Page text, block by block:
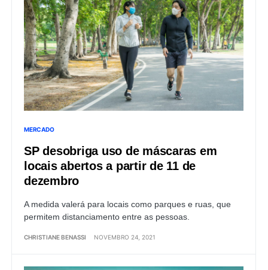
MERCADO
SP desobriga uso de máscaras em
locais abertos a partir de 11 de
dezembro
A medida valerá para locais como parques e ruas, que
permitem distanciamento entre as pessoas.
CHRISTIANE BENASSI NOVEMBRO 24, 2021